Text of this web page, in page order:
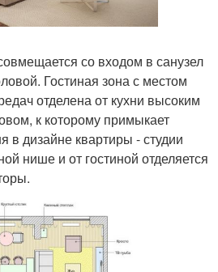
со входом в санузел
Гостиная зона с местом
отделена от кухни высоким
к которому примыкает
в дизайне квартиры - студии
нише и от гостиной отделяется